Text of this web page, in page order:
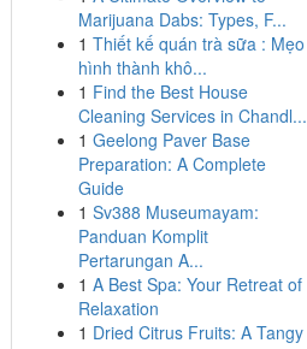
Marijuana Dabs: Types, F...
1 Thiết kế quán trà sữa : Mẹo
hình thành khô...
1 Find the Best House
Cleaning Services in Chandl...
1 Geelong Paver Base
Preparation: A Complete
Guide
1 Sv388 Museumayam:
Panduan Komplit
Pertarungan A...
1 A Best Spa: Your Retreat of
Relaxation
1 Dried Citrus Fruits: A Tangy